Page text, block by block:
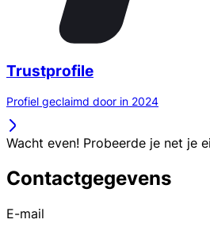
Trustprofile
Profiel geclaimd door in 2024
Wacht even! Probeerde je net je
Contactgegevens
E-mail